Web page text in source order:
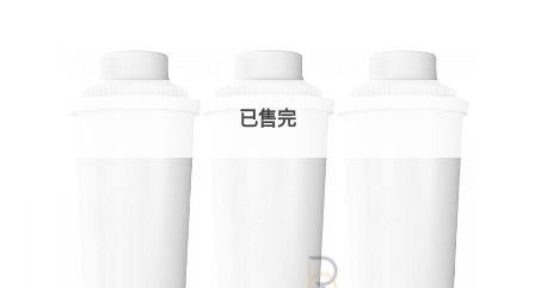
已售完